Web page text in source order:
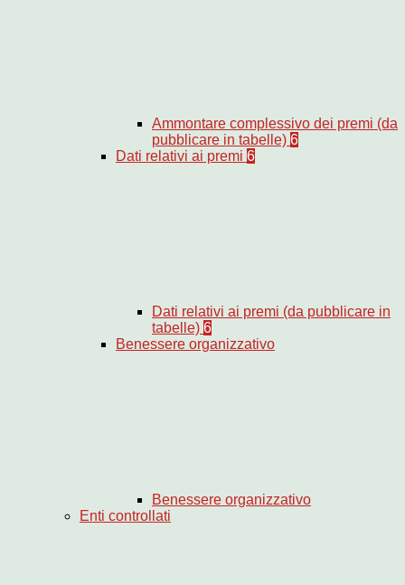
Ammontare complessivo dei premi (da
pubblicare in tabelle) 6
Dati relativi ai premi 6
Dati relativi ai premi (da pubblicare in
tabelle) 6
Benessere organizzativo
Benessere organizzativo
Enti controllati